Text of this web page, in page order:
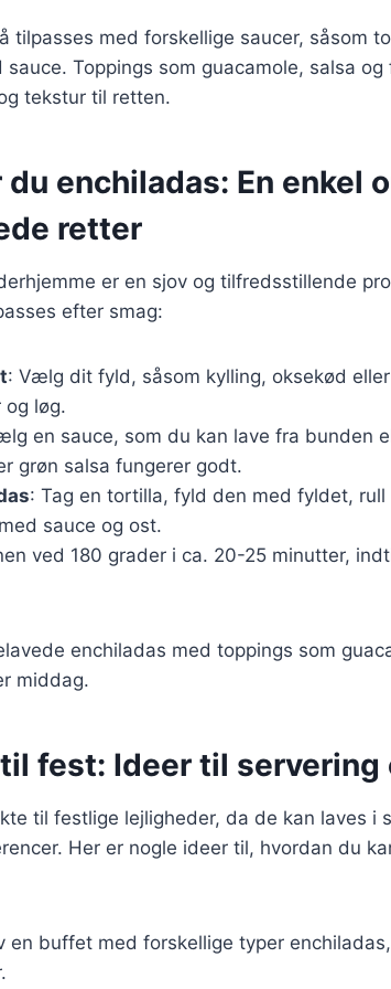
tilpasses med forskellige saucer, såsom
sauce. Toppings som guacamole, salsa
tekstur til retten.
du enchiladas: En enkel
retter
er en sjov og tilfredsstillende
efter smag:
: Vælg dit fyld, såsom kylling, oksekød
og løg.
en sauce, som du kan lave fra bunden
grøn salsa fungerer godt.
: Tag en tortilla, fyld den med fyldet,
sauce og ost.
ved 180 grader i ca. 20-25 minutter,
enchiladas med toppings som
middag.
fest: Ideer til
til festlige lejligheder, da de kan laves i
Her er nogle ideer til, hvordan du
en buffet med forskellige typer